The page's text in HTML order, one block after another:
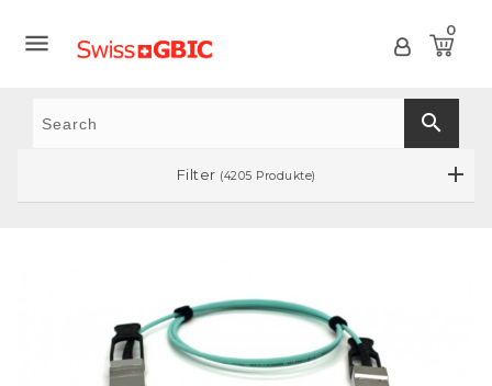
 0
search
Filter (4205 Produkte)